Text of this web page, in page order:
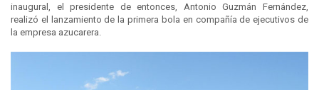
inaugural, el presidente de entonces, Antonio Guzmán Fernández,
realizó el lanzamiento de la primera bola en compañía de ejecutivos de
la empresa azucarera.